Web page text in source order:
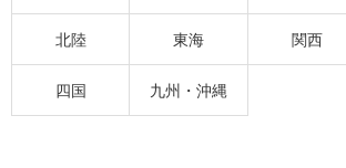
北陸 東海 関西
四国 九州・沖縄